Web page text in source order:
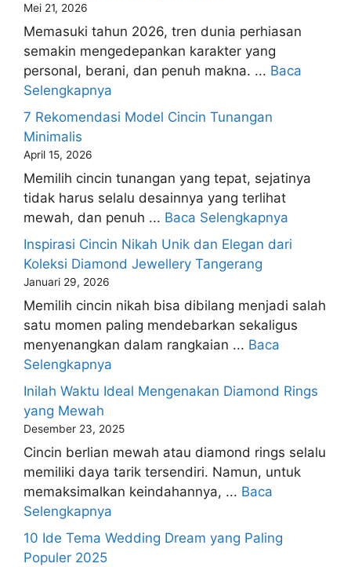
Mei 21, 2026
Memasuki tahun 2026, tren dunia perhiasan
semakin mengedepankan karakter yang
personal, berani, dan penuh makna. ... Baca
Selengkapnya
7 Rekomendasi Model Cincin Tunangan
Minimalis
April 15, 2026
Memilih cincin tunangan yang tepat, sejatinya
tidak harus selalu desainnya yang terlihat
mewah, dan penuh ... Baca Selengkapnya
Inspirasi Cincin Nikah Unik dan Elegan dari
Koleksi Diamond Jewellery Tangerang
Januari 29, 2026
Memilih cincin nikah bisa dibilang menjadi salah
satu momen paling mendebarkan sekaligus
menyenangkan dalam rangkaian ... Baca
Selengkapnya
Inilah Waktu Ideal Mengenakan Diamond Rings
yang Mewah
Desember 23, 2025
Cincin berlian mewah atau diamond rings selalu
memiliki daya tarik tersendiri. Namun, untuk
memaksimalkan keindahannya, ... Baca
Selengkapnya
10 Ide Tema Wedding Dream yang Paling
Populer 2025